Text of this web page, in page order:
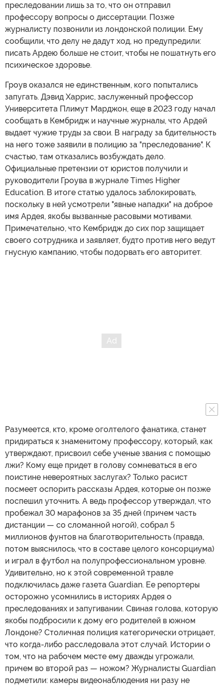
преследовании лишь за то, что он отправил
профессору вопросы о диссертации. Позже
журналисту позвонили из лондонской полиции. Ему
сообщили, что делу не дадут ход, но предупредили:
писать Ардею больше не стоит, чтобы не пошатнуть его
психическое здоровье.
Гроув оказался не единственным, кого попытались
запугать. Дэвид Харрис, заслуженный профессор
Университета Плимут Марджон, еще в 2023 году начал
сообщать в Кембридж и научные журналы, что Ардей
выдает чужие труды за свои. В награду за бдительность
на него тоже заявили в полицию за "преследование". К
счастью, там отказались возбуждать дело.
Официальные претензии от юристов получили и
руководители Гроува в журнале Times Higher
Education. В итоге статью удалось заблокировать,
поскольку в ней усмотрели "явные нападки" на доброе
имя Ардея, якобы вызванные расовыми мотивами.
Примечательно, что Кембридж до сих пор защищает
своего сотрудника и заявляет, будто против него ведут
гнусную кампанию, чтобы подорвать его авторитет.
Разумеется, кто, кроме оголтелого фанатика, станет
придираться к знаменитому профессору, который, как
утверждают, присвоил себе ученые звания с помощью
лжи? Кому еще придет в голову сомневаться в его
поистине невероятных заслугах? Только расист
посмеет оспорить рассказы Ардея, которые он позже
поспешил уточнить. А ведь профессор утверждал, что
пробежал 30 марафонов за 35 дней (причем часть
дистанции — со сломанной ногой), собрал 5
миллионов фунтов на благотворительность (правда,
потом выяснилось, что в составе целого консорциума)
и играл в футбол на полупрофессиональном уровне.
Удивительно, но к этой современной травле
подключилась даже газета Guardian. Ее репортеры
осторожно усомнились в историях Ардея о
преследованиях и запугивании. Свиная голова, которую
якобы подбросили к дому его родителей в южном
Лондоне? Столичная полиция категорически отрицает,
что когда-либо расследовала этот случай. Истории о
том, что на рабочем месте ему дважды угрожали,
причем во второй раз — ножом? Журналисты Guardian
подметили: камеры видеонаблюдения ни разу не